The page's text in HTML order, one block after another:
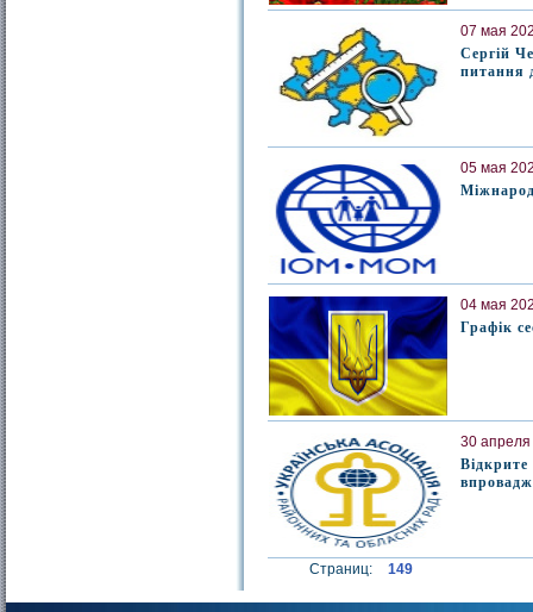
07 мая
Сергій
питання
05 мая
04 мая
Графік
30 апреля
Страниц: 149